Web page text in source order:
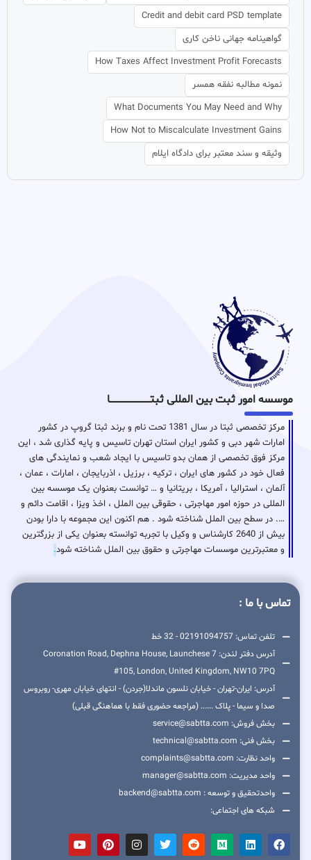
Credit and debit card PSD template
گواهینامه جهانی ناخن کاری
How Taxes Affect Investment Profit Forecasts
نمونه مطالبه نفقه همسر
What Documents You May Need and Why
How Not to Miscalculate Investment Gains
وثیقه و سند معتبر برای دادگاه ایلام
موسسه امور ثبت بین المللی ثبتـــــــــــــــــــــــــــــا
مرکز تخصصی ثبتا در سال 1381 تحت نام و برند ثبتا گروپ در کشور
امارات شهر دبی و کشور ایران استان تهران تاسیس و پایه گذاری شد ، این
مرکز فوق تخصصی از همان بدو تاسیس با ایجاد شعب و نمایندگی های
فعال خود در کشور های ایران ، ترکیه ، برزیل ، اذربایجان ، امارات ، عمان ،
آلمان ، استرالیا ، آمریکا ، بریتانیا و … توانست بعنوان یک موسسه بین
المللی در حوزه امور مهاجرتی ، حقوقی بین الملل ، اخذ ویزا ، اقامت دائم و
…. در سطح بین الملل شناخته شود . هم اکنون این مجموعه با دارا بودن
بیش از 2640 کارشناس و وکیل با تجربه توانسته بعنوان یکی از بزرگترین
و معتبرترین موسسات مهاجرتی و حقوق بین الملل شناخته شود.
تماس با ما :
تلفن تماس: 02191094757 - 32 خط
آدرس دفتر لندن: 7 Coronation Road, Dephna House, Launchese
#105, London, United Kingdom, NW10 7PQ
آدرس: ایران-تهران - خیابان نلسون ماندلا(جردن) - انتهای خیابان مهری- روبروس
صدا و سیما - پلاک ...... (مراجعه حضوری فقط با هماهنگی قبلی)
بخش فروش: service@sabtta.com
بخش فنی: technical@sabtta.com
واحد نظارت: complaints@sabtta.com
واحد مدیریت: manager@sabtta.com
واحدتحقیق و توسعه : backend@sabtta.com
شبکه های اجتماعی: